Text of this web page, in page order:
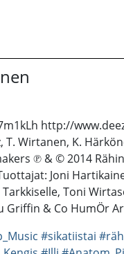
http://
Wirtanen, K.
℗ & © 2014
Joni
Toni
Griffin & Co HumÖr
#sikatiistai